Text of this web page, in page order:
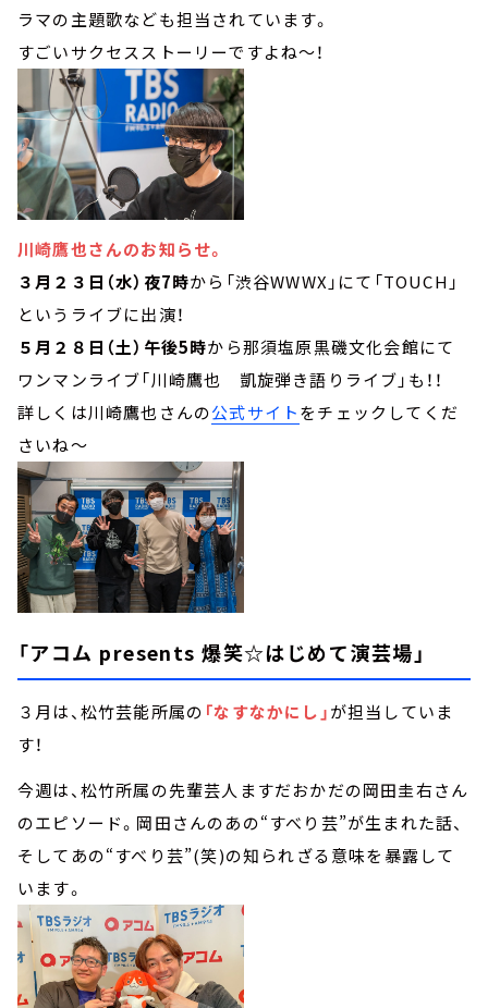
ラマの主題歌なども担当されています。
すごいサクセスストーリーですよね～！
川崎鷹也さんのお知らせ。
３月２３日（水）夜7時から「渋谷WWWX」にて「TOUCH」
というライブに出演！
５月２８日（土）午後5時から那須塩原黒磯文化会館にて
ワンマンライブ「川崎鷹也 凱旋弾き語りライブ」も！！
詳しくは川崎鷹也さんの公式サイトをチェックしてくだ
さいね～
「アコム presents 爆笑☆はじめて演芸場」
３月は、松竹芸能所属の 「なすなかにし」が担当していま
す！
今週は、松竹所属の先輩芸人ますだおかだの岡田圭右さん
のエピソード。岡田さんのあの“すべり芸”が生まれた話、
そしてあの“すべり芸”(笑)の知られざる意味を暴露して
います。